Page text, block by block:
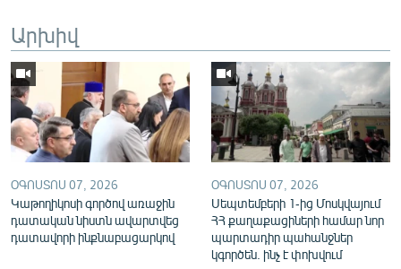
Русский
ՀԵՏԵՎԵՔ ՄԵԶ
«Ազատության» բոլոր կայքերը
Արխիվ
ՕԳՈՍՏՈՍ 07, 2026
Կաթողիկոսի գործով առաջին
դատական նիստն ավարտվեց
դատավորի ինքնաբացարկով
ՕԳՈՍՏՈՍ 07, 2026
Սեպտեմբերի 1-ից Մոսկվայում
ՀՀ քաղաքացիների համար նոր
պարտադիր պահանջներ
կգործեն. ինչ է փոխվում